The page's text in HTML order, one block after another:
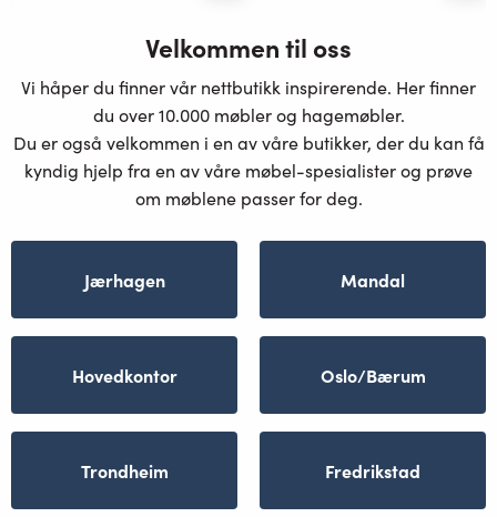
Velkommen til oss
Vi håper du finner vår nettbutikk inspirerende. Her finner
du over 10.000 møbler og hagemøbler.
Du er også velkommen i en av våre butikker, der du kan få
kyndig hjelp fra en av våre møbel-spesialister og prøve
om møblene passer for deg.
Jærhagen Mandal
Hovedkontor Oslo/Bærum
Trondheim Fredrikstad